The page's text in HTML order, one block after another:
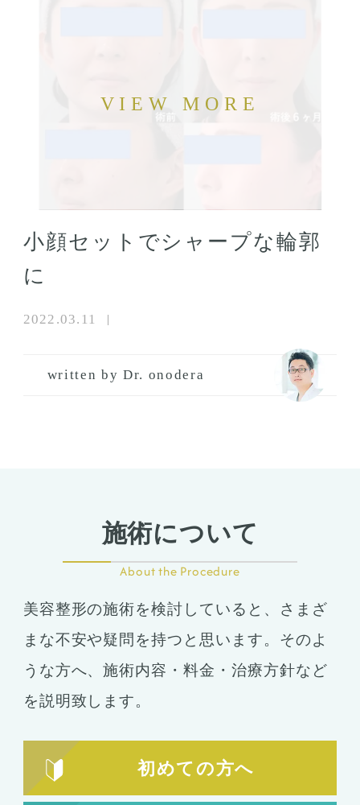
小顔セットでシャープな輪郭
に
2022.03.11
written by Dr. onodera
施術について
About the Procedure
美容整形の施術を検討していると、さまざ
まな不安や疑問を持つと思います。そのよ
うな方へ、施術内容・料金・治療方針など
を説明致します。
初めての方へ